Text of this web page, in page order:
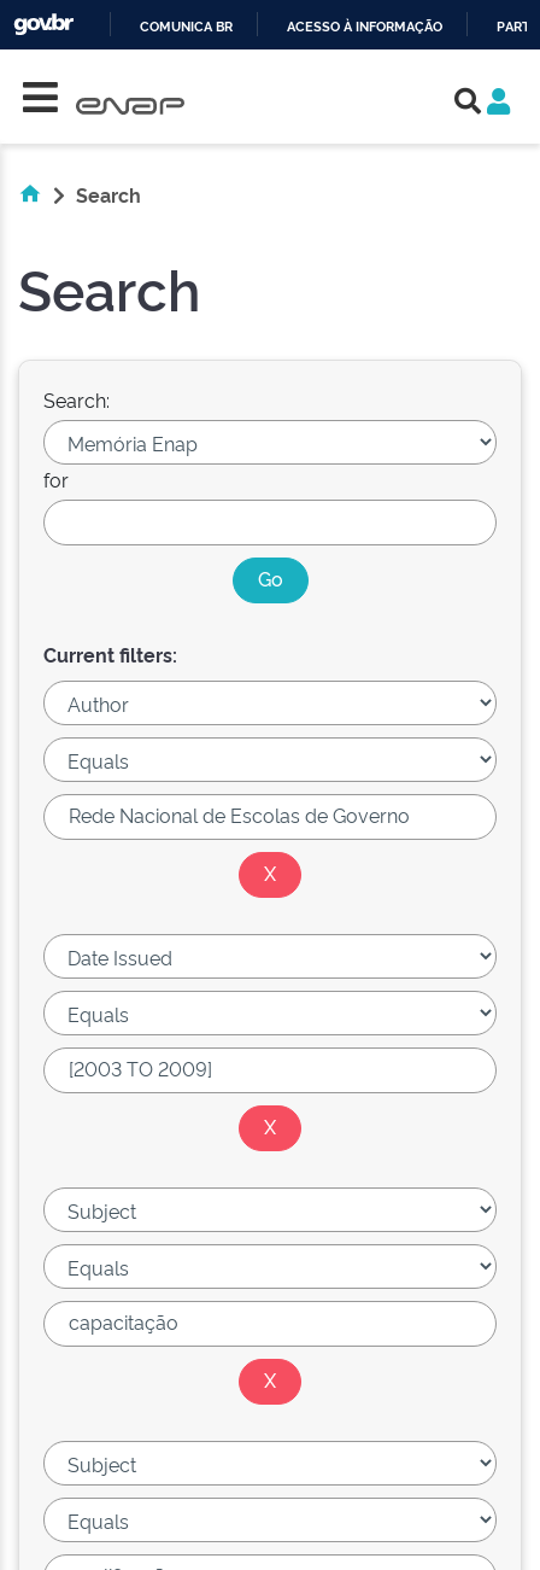
COMUNICA BR ACESSO À INFORMAÇÃO
Search
Search
Search:
for
Current filters: